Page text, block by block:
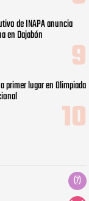
de INAPA anuncia
en Dajabón
primer lugar en Olimpiada
(7)